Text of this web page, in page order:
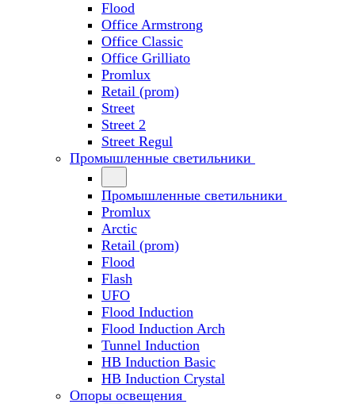
Flood
Office Armstrong
Office Classic
Office Grilliato
Promlux
Retail (prom)
Street
Street 2
Street Regul
Промышленные светильники
Промышленные светильники
Promlux
Arctic
Retail (prom)
Flood
Flash
UFO
Flood Induction
Flood Induction Arch
Tunnel Induction
HB Induction Basic
HB Induction Crystal
Опоры освещения